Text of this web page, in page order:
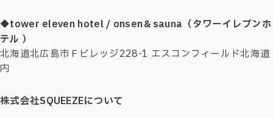
◆tower eleven hotel / onsen＆sauna（タワーイレブンホ
テル ）
北海道北広島市Ｆビレッジ228-1 エスコンフィールド北海道
内
株式会社SQUEEZEについて